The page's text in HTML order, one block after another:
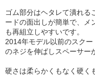
ゴム部分はヘタレて潰れる
ードの面出しが簡単で、メ
も再組立しやすいです。
2014年モデル以前のスク
のネジを伸ばしスペーサー
硬さは柔らかくもなく硬く